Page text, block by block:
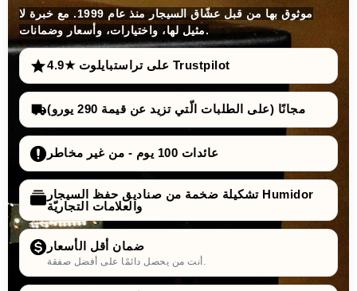
موثوق بها من قبل عشّاق السيجار منذ عام 1999. مع خبرة لا
مثيل لها، واختيارات، وأسعار وضمانات.
4.9★ على تراستبايلوت Trustpilot
مجانًا (على الطلبات الّتي تزيد عن قيمة 290 يورو)
عائدات 100 يوم - من غير مخاطر
تشكيلة ضخمة من صناديق حفظ السيجار Humidor
والعلامات التجاريّة
ضمان أقل الأسعار